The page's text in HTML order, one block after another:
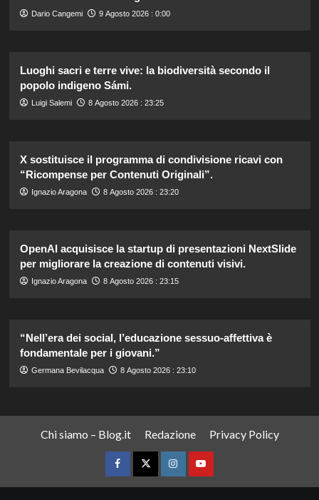
Dario Cangemi 9 Agosto 2026 : 0:00
Luoghi sacri e terre vive: la biodiversità secondo il
popolo indigeno Sámi.
Luigi Salemi 8 Agosto 2026 : 23:25
X sostituisce il programma di condivisione ricavi con
“Ricompense per Contenuti Originali”.
Ignazio Aragona 8 Agosto 2026 : 23:20
OpenAI acquisisce la startup di presentazioni NextSlide
per migliorare la creazione di contenuti visivi.
Ignazio Aragona 8 Agosto 2026 : 23:15
“Nell’era dei social, l’educazione sessuo-affettiva è
fondamentale per i giovani.”
Germana Bevilacqua 8 Agosto 2026 : 23:10
Chi siamo – Blog.it Redazione Privacy Policy
FacebookTwitterInstagramYouTube